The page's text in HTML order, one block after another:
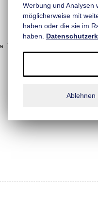
7°C;
Werbung und Analysen
möglicherweise mit
haben oder die sie im
haben.
Ablehnen